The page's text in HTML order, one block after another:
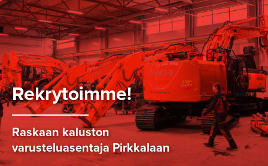
Rek­ry­toim­me!
Raskaan kaluston
varusteluasentaja Pirkkalaan